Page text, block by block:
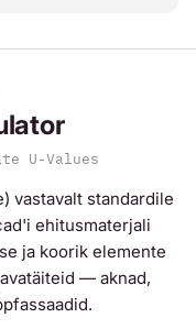
U-Values
vastavalt standardile
ehitusmaterjali
ja koorik elemente
— aknad,